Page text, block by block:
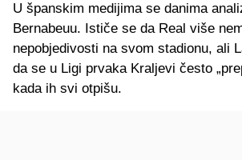
U španskim medijima se danima
Bernabeuu. Ističe se da Real više
nepobjedivosti na svom stadionu, ali
da se u Ligi prvaka Kraljevi često
kada ih svi otpišu.